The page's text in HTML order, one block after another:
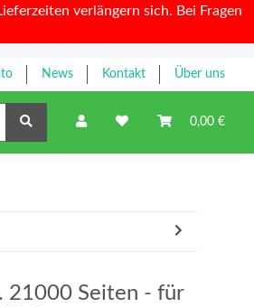
verlängern sich. Bei Fragen
News Kontakt Über uns
0,00 €
21000 Seiten - für